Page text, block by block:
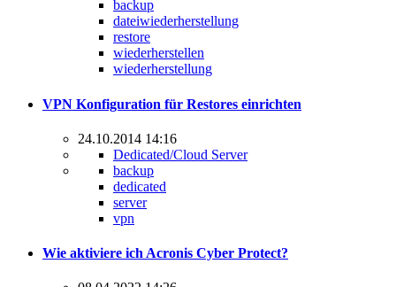
backup
dateiwiederherstellung
restore
wiederherstellen
wiederherstellung
VPN Konfiguration für Restores einrichten
24.10.2014 14:16
Dedicated/Cloud Server
backup
dedicated
server
vpn
Wie aktiviere ich Acronis Cyber Protect?